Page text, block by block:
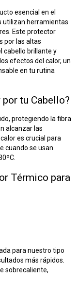
esencial en el
utilizan herramientas
Este protector
por las altas
cabello brillante y
efectos del calor, un
en tu rutina
tu Cabello?
protegiendo la fibra
alcanzar las
es crucial para
cuando se usan
Térmico para
para nuestro tipo
más rápidos.
sobrecaliente,